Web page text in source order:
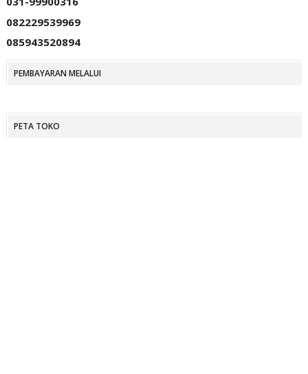
082229539969
085943520894
PEMBAYARAN MELALUI
PETA TOKO